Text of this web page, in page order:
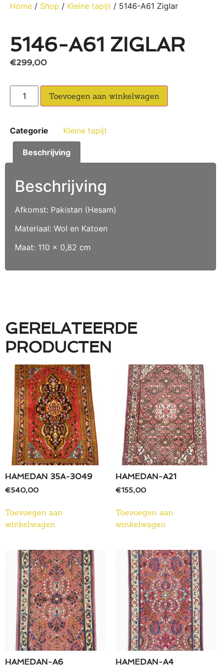
Home / Shop / Kleine tapijt / 5146-A61 Ziglar
5146-A61 ZIGLAR
€299,00
Toevoegen aan winkelwagen
Categorie Kleine tapijt
Beschrijving
Beschrijving
Afkomst: Pakistan (Hesam)
Materiaal: Wol en Katoen
Maat: 110 x 0,82 cm
GERELATEERDE
PRODUCTEN
HAMEDAN 35A-3049
€540,00
Toevoegen aan
winkelwagen
HAMEDAN-A21
€155,00
Toevoegen aan
winkelwagen
HAMEDAN-A6 HAMEDAN-A4